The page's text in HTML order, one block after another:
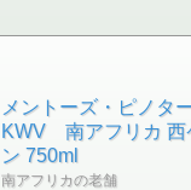
メントーズ・ピノタ
KWV 南アフリカ 西
ン 750ml
南アフリカの老舗